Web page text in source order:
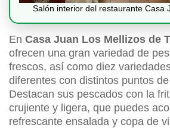
Salón interior del restaurante Casa
En Casa Juan Los Mellizos de
ofrecen una gran variedad de
frescos, así como diez
diferentes con distintos puntos
Destacan sus pescados con la
crujiente y ligera, que puedes
refrescante ensalada y copa de